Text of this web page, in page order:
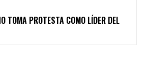
TOMA PROTESTA COMO LÍDER DEL